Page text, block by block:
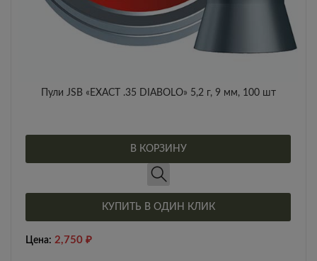
Пули JSB «EXACT .35 DIABOLO» 5,2 г, 9 мм, 100 шт
В КОРЗИНУ
КУПИТЬ В ОДИН КЛИК
Цена: 2,750 ₽